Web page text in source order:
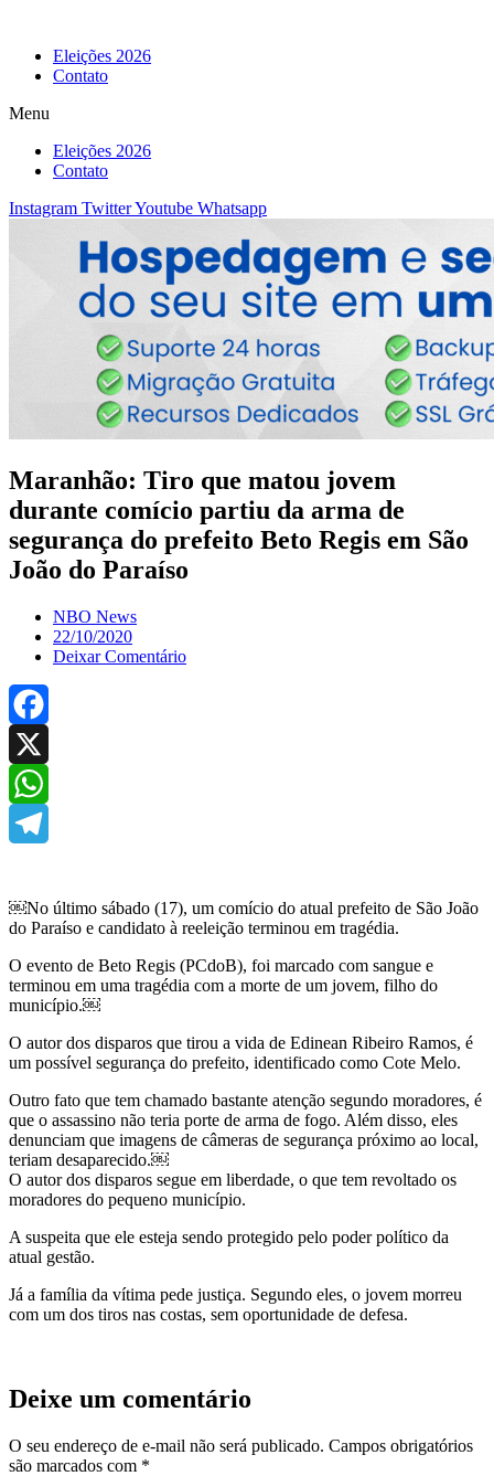
Eleições 2026
Contato
Menu
Eleições 2026
Contato
Instagram TwitterYoutube Whatsapp
Maranhão: Tiro que matou jovem
durante comício partiu da arma de
segurança do prefeito Beto Regis em São
João do Paraíso
NBO News
22/10/2020
Deixar Comentário
Facebook
X
WhatsApp
￼No último sábado (17), um comício do atual prefeito de São João
do Paraíso e candidato à reeleição terminou em tragédia.
O evento de Beto Regis (PCdoB), foi marcado com sangue e
terminou em uma tragédia com a morte de um jovem, filho do
município.￼
O autor dos disparos que tirou a vida de Edinean Ribeiro Ramos, é
um possível segurança do prefeito, identificado como Cote Melo.
Outro fato que tem chamado bastante atenção segundo moradores, é
que o assassino não teria porte de arma de fogo. Além disso, eles
denunciam que imagens de câmeras de segurança próximo ao local,
teriam desaparecido.￼
O autor dos disparos segue em liberdade, o que tem revoltado os
moradores do pequeno município.
A suspeita que ele esteja sendo protegido pelo poder político da
atual gestão.
Já a família da vítima pede justiça. Segundo eles, o jovem morreu
com um dos tiros nas costas, sem oportunidade de defesa.
Deixe um comentário
O seu endereço de e-mail não será publicado. Campos obrigatórios
são marcados com *